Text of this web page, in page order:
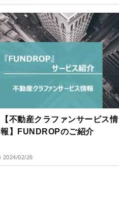
【不動産クラファンサービス情
報】FUNDROPのご紹介
2024/02/26